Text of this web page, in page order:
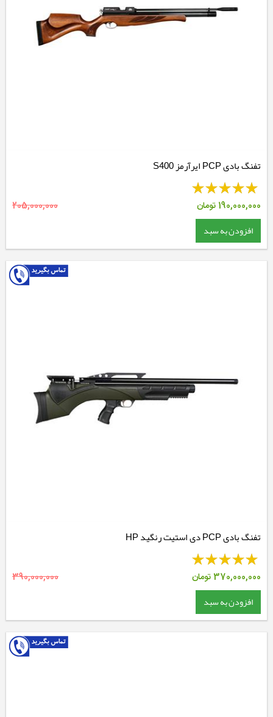
تفنگ بادی PCP ایرآرمز S400
190,000,000 تومان 205,000,000
افزودن به سبد
تفنگ بادی PCP دی استیت رنگید HP
370,000,000تومان 390,000,000
افزودن به سبد